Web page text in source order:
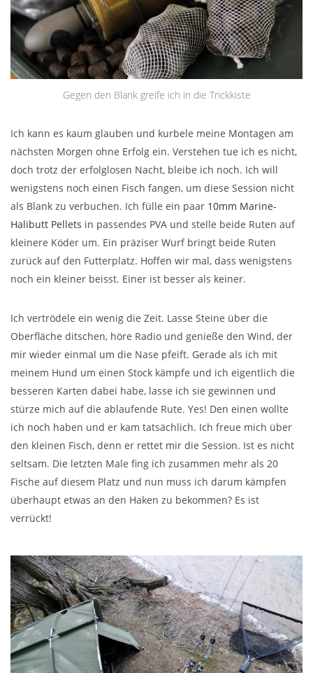
Gegen den Blank greife ich in die Trickkiste
Ich kann es kaum glauben und kurbele meine Montagen am
nächsten Morgen ohne Erfolg ein. Verstehen tue ich es nicht,
doch trotz der erfolglosen Nacht, bleibe ich noch. Ich will
wenigstens noch einen Fisch fangen, um diese Session nicht
als Blank zu verbuchen. Ich fülle ein paar 10mm Marine-
Halibutt Pellets in passendes PVA und stelle beide Ruten auf
kleinere Köder um. Ein präziser Wurf bringt beide Ruten
zurück auf den Futterplatz. Hoffen wir mal, dass wenigstens
noch ein kleiner beisst. Einer ist besser als keiner.
Ich vertrödele ein wenig die Zeit. Lasse Steine über die
Oberfläche ditschen, höre Radio und genieße den Wind, der
mir wieder einmal um die Nase pfeift. Gerade als ich mit
meinem Hund um einen Stock kämpfe und ich eigentlich die
besseren Karten dabei habe, lasse ich sie gewinnen und
stürze mich auf die ablaufende Rute. Yes! Den einen wollte
ich noch haben und er kam tatsächlich. Ich freue mich über
den kleinen Fisch, denn er rettet mir die Session. Ist es nicht
seltsam. Die letzten Male fing ich zusammen mehr als 20
Fische auf diesem Platz und nun muss ich darum kämpfen
überhaupt etwas an den Haken zu bekommen? Es ist
verrückt!